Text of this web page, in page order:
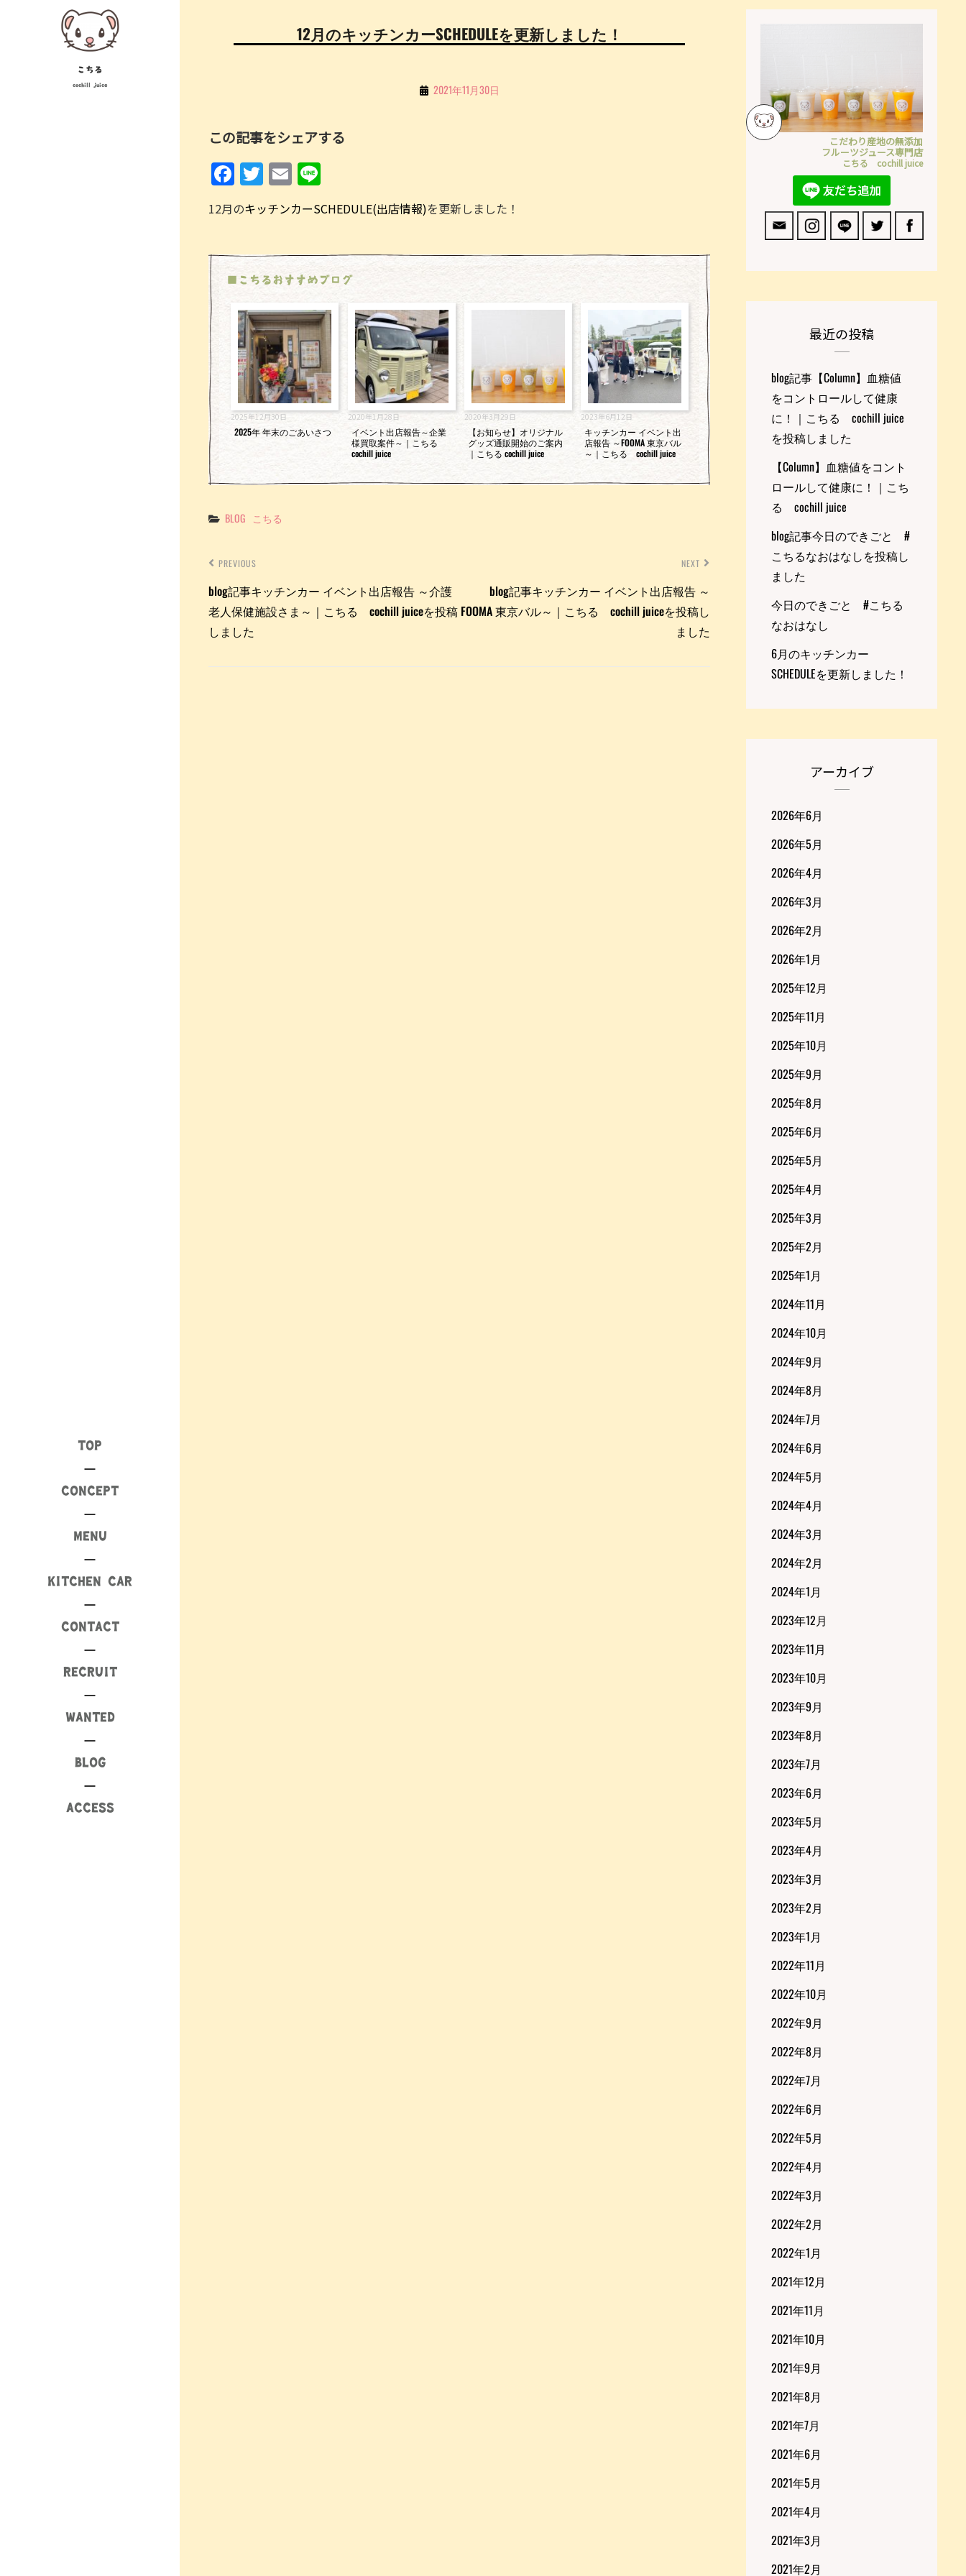
こちる
cochill juice
TOP
CONCEPT
MENU
KITCHEN CAR
CONTACT
RECRUIT
WANTED
BLOG
ACCESS
12月のキッチンカーSCHEDULEを更新しました！
By 2021年11月30日
この記事をシェアする
F
a
c
b
o
o
k
T
w
itt
E
m
ai
n
e
12月のキッチンカーSCHEDULE(出店情報)を更新しました！
■こちるおすすめブログ
2025年12月30日
2025年 年末のごあいさつ
2020年1月28日
イベント出店報告～企業
様買取案件～｜こちる
cochill juice
2020年3月29日
【お知らせ】オリジナル
グッズ通販開始のご案内
｜こちる cochill juice
2023年6月12日
キッチンカー イベント出
店報告 ～FOOMA 東京バル
～｜こちる cochill juice
Categories
BLOG こちる
ゲ
ー
シ
ョ
PREVIOUS
blog記事キッチンカー イベント出店報告 ～介護
老人保健施設さま～｜こちる cochill juiceを投稿
しました
NEXT
blog記事キッチンカー イベント出店報告 ～
FOOMA 東京バル～｜こちる cochill juiceを投稿し
ました
こだわり産地の無添加
フルーツジュース専門店
こちる cochill juice
最近の投稿
blog記事【Column】血糖値
をコントロールして健康
に！｜こちる cochill juice
を投稿しました
【Column】血糖値をコント
ロールして健康に！｜こち
る cochill juice
blog記事今日のできごと #
こちるなおはなしを投稿し
ました
今日のできごと #こちる
なおはなし
6月のキッチンカー
SCHEDULEを更新しました！
アーカイブ
2026年6月
2026年5月
2026年4月
2026年3月
2026年2月
2026年1月
2025年12月
2025年11月
2025年10月
2025年9月
2025年8月
2025年6月
2025年5月
2025年4月
2025年3月
2025年2月
2025年1月
2024年11月
2024年10月
2024年9月
2024年8月
2024年7月
2024年6月
2024年5月
2024年4月
2024年3月
2024年2月
2024年1月
2023年12月
2023年11月
2023年10月
2023年9月
2023年8月
2023年7月
2023年6月
2023年5月
2023年4月
2023年3月
2023年2月
2023年1月
2022年11月
2022年10月
2022年9月
2022年8月
2022年7月
2022年6月
2022年5月
2022年4月
2022年3月
2022年2月
2022年1月
2021年12月
2021年11月
2021年10月
2021年9月
2021年8月
2021年7月
2021年6月
2021年5月
2021年4月
2021年3月
2021年2月